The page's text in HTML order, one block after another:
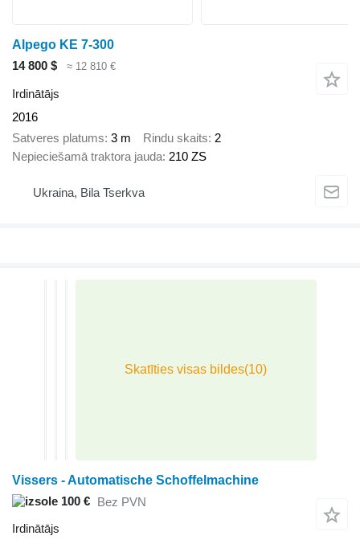
Alpego KE 7-300
14 800 $
≈ 12 810 €
Irdinātājs
2016
Satveres platums 3 m Rindu skaits 2
Nepieciešamā traktora jauda 210 ZS
Ukraina, Bila Tserkva
Vissers - Automatische Schoffelmachine
100 € Bez PVN
Irdinātājs